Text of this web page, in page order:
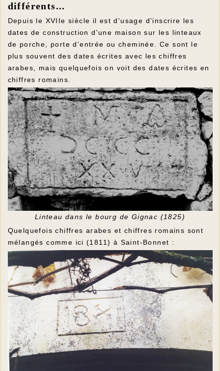
différents...
Depuis le XVIIe siècle il est d'usage d'inscrire les
dates de construction d'une maison sur les linteaux
de porche, porte d'entrée ou cheminée. Ce sont le
plus souvent des dates écrites avec les chiffres
arabes, mais quelquefois on voit des dates écrites en
chiffres romains.
Linteau dans le bourg de Gignac (1825)
Quelquefois chiffres arabes et chiffres romains sont
mélangés comme ici (1811) à Saint-Bonnet :